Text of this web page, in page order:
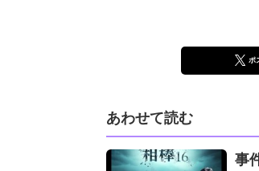
ポ
あわせて読む
事